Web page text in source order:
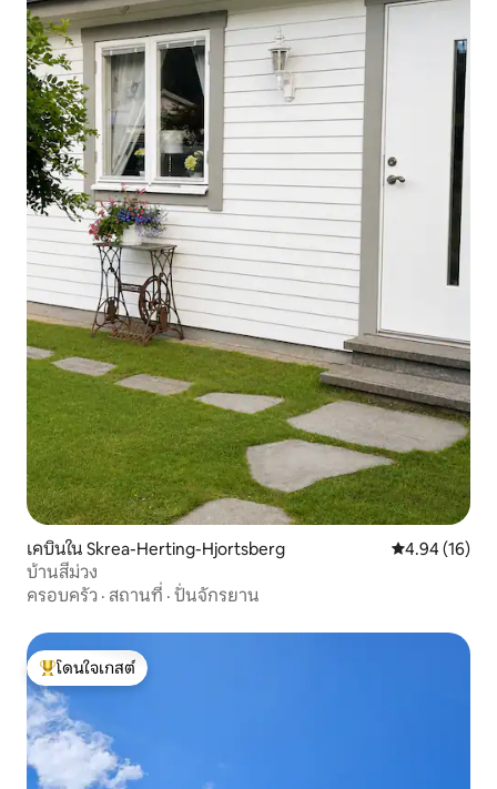
เคบินใน Skrea-Herting-Hjortsberg คะแนนเฉลี่ย
4.94 (16)
บ้านสีม่วง
ครอบครัว · สถานที่ · ปั่นจักรยาน
โดนใจเกสต์ที่สุด
โดนใจเกสต์